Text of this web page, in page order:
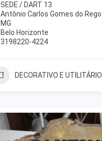
SEDE / DART 13
Antônio Carlos Gomes do Rego
MG
Belo Horizonte
3198220-4224
DECORATIVO E UTILITÁRIO